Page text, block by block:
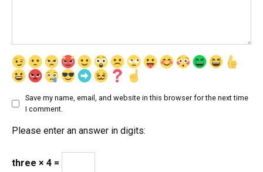
Save my name, email, and website in this browser for the next time
I comment.
Please enter an answer in digits:
three × 4 =